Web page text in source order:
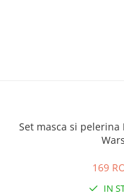
Set masca si pelerina
Wars
169
IN